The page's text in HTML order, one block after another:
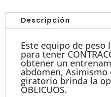
Descripción
Este equipo de peso
para tener
obtener un
abdomen,
giratorio brinda la
OBLICUOS.